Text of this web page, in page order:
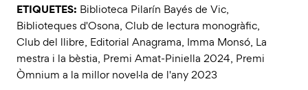
ETIQUETES: Biblioteca Pilarín Bayés de Vic,
Biblioteques d'Osona, Club de lectura monogràfic,
Club del llibre, Editorial Anagrama, Imma Monsó, La
mestra i la bèstia, Premi Amat-Piniella 2024, Premi
Òmnium a la millor novel·la de l'any 2023